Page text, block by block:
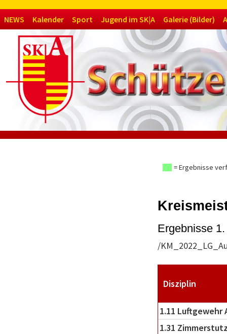
Navigation
überspringen
NEWS Kalender Sport Jugend im SK|A Galerie (Bilder)
= Ergebnisse
Ergebnisse
/
Disziplin
1.11 Luftgewehr
1.31